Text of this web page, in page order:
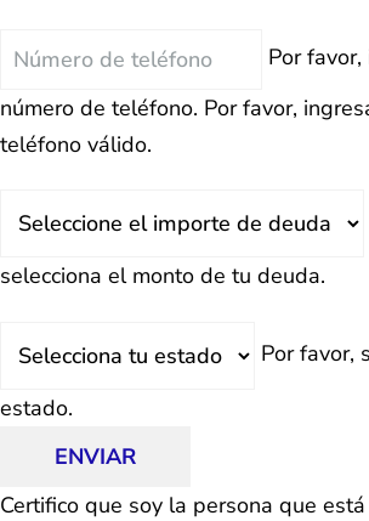
Teléfono
Por
número de teléfono. Por favor,
teléfono válido.
selecciona el monto de tu deuda.
Por favor,
estado.
ENVIAR
Certifico que soy la persona que